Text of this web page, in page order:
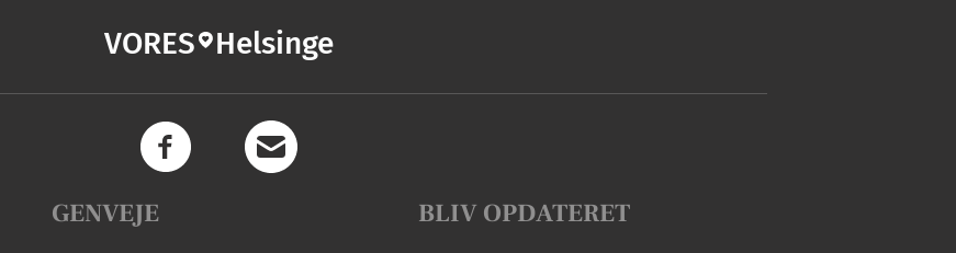
VORES Helsinge
GENVEJE BLIV OPDATERET